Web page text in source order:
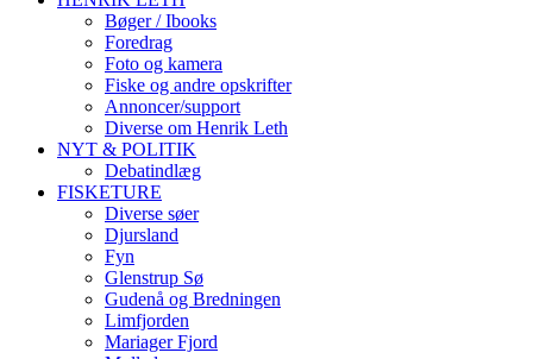
Bøger / Ibooks
Foredrag
Foto og kamera
Fiske og andre opskrifter
Annoncer/support
Diverse om Henrik Leth
NYT & POLITIK
Debatindlæg
FISKETURE
Diverse søer
Djursland
Fyn
Glenstrup Sø
Gudenå og Bredningen
Limfjorden
Mariager Fjord